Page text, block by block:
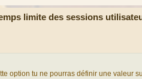
limite des sessions
option tu ne pourras définir une valeur